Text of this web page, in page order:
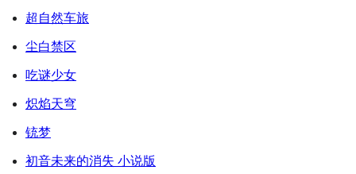
超自然车旅
尘白禁区
吃谜少女
炽焰天穹
铳梦
初音未来的消失 小说版